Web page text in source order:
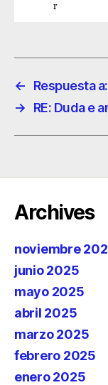
r
←
Respuesta
→
RE: Duda e
Archives
noviembre
junio 2025
mayo 2025
abril 2025
marzo 2025
febrero 2025
enero 2025